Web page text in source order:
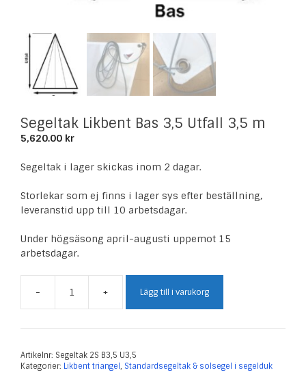
Segeltak Likbent Bas 3,5 Utfall 3,5 m
5,620.00 kr
Segeltak i lager skickas inom 2 dagar.
Storlekar som ej finns i lager sys efter beställning,
leveranstid upp till 10 arbetsdagar.
Under högsäsong april-augusti uppemot 15
arbetsdagar.
-
Segeltak
Likbent
Bas
Utfall
3,5
+ Lägg till i varukorg
Artikelnr: Segeltak 2S B3,5 U3,5
Kategorier: Likbent triangel , Standardsegeltak & solsegel i segelduk